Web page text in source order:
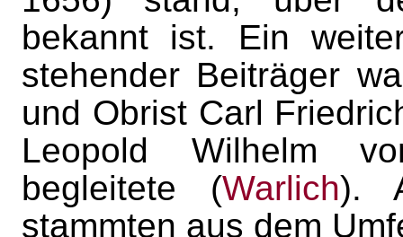
bekannt ist. Ein
stehender Beiträger
und Obrist Carl
Leopold Wilhelm
begleitete (Warlich).
stammten aus dem